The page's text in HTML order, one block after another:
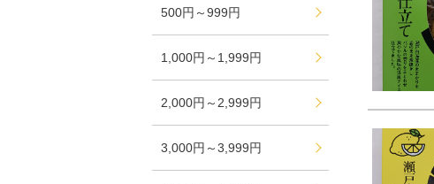
500円～999円
1,000円～1,999円
2,000円～2,999円
3,000円～3,999円